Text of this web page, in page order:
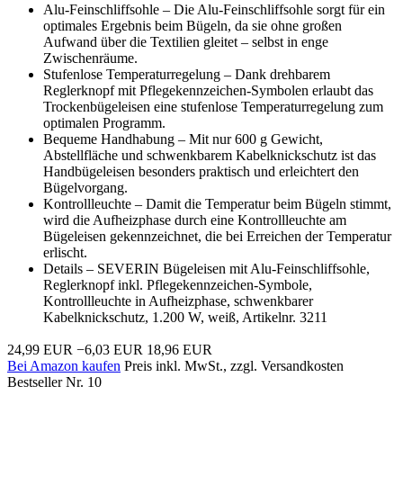
Alu-Feinschliffsohle – Die Alu-Feinschliffsohle sorgt für ein
optimales Ergebnis beim Bügeln, da sie ohne großen
Aufwand über die Textilien gleitet – selbst in enge
Zwischenräume.
Stufenlose Temperaturregelung – Dank drehbarem
Reglerknopf mit Pflegekennzeichen-Symbolen erlaubt das
Trockenbügeleisen eine stufenlose Temperaturregelung zum
optimalen Programm.
Bequeme Handhabung – Mit nur 600 g Gewicht,
Abstellfläche und schwenkbarem Kabelknickschutz ist das
Handbügeleisen besonders praktisch und erleichtert den
Bügelvorgang.
Kontrollleuchte – Damit die Temperatur beim Bügeln stimmt,
wird die Aufheizphase durch eine Kontrollleuchte am
Bügeleisen gekennzeichnet, die bei Erreichen der Temperatur
erlischt.
Details – SEVERIN Bügeleisen mit Alu-Feinschliffsohle,
Reglerknopf inkl. Pflegekennzeichen-Symbole,
Kontrollleuchte in Aufheizphase, schwenkbarer
Kabelknickschutz, 1.200 W, weiß, Artikelnr. 3211
24,99 EUR −6,03 EUR 18,96 EUR
Bei Amazon kaufen Preis inkl. MwSt., zzgl. Versandkosten
Bestseller Nr. 10